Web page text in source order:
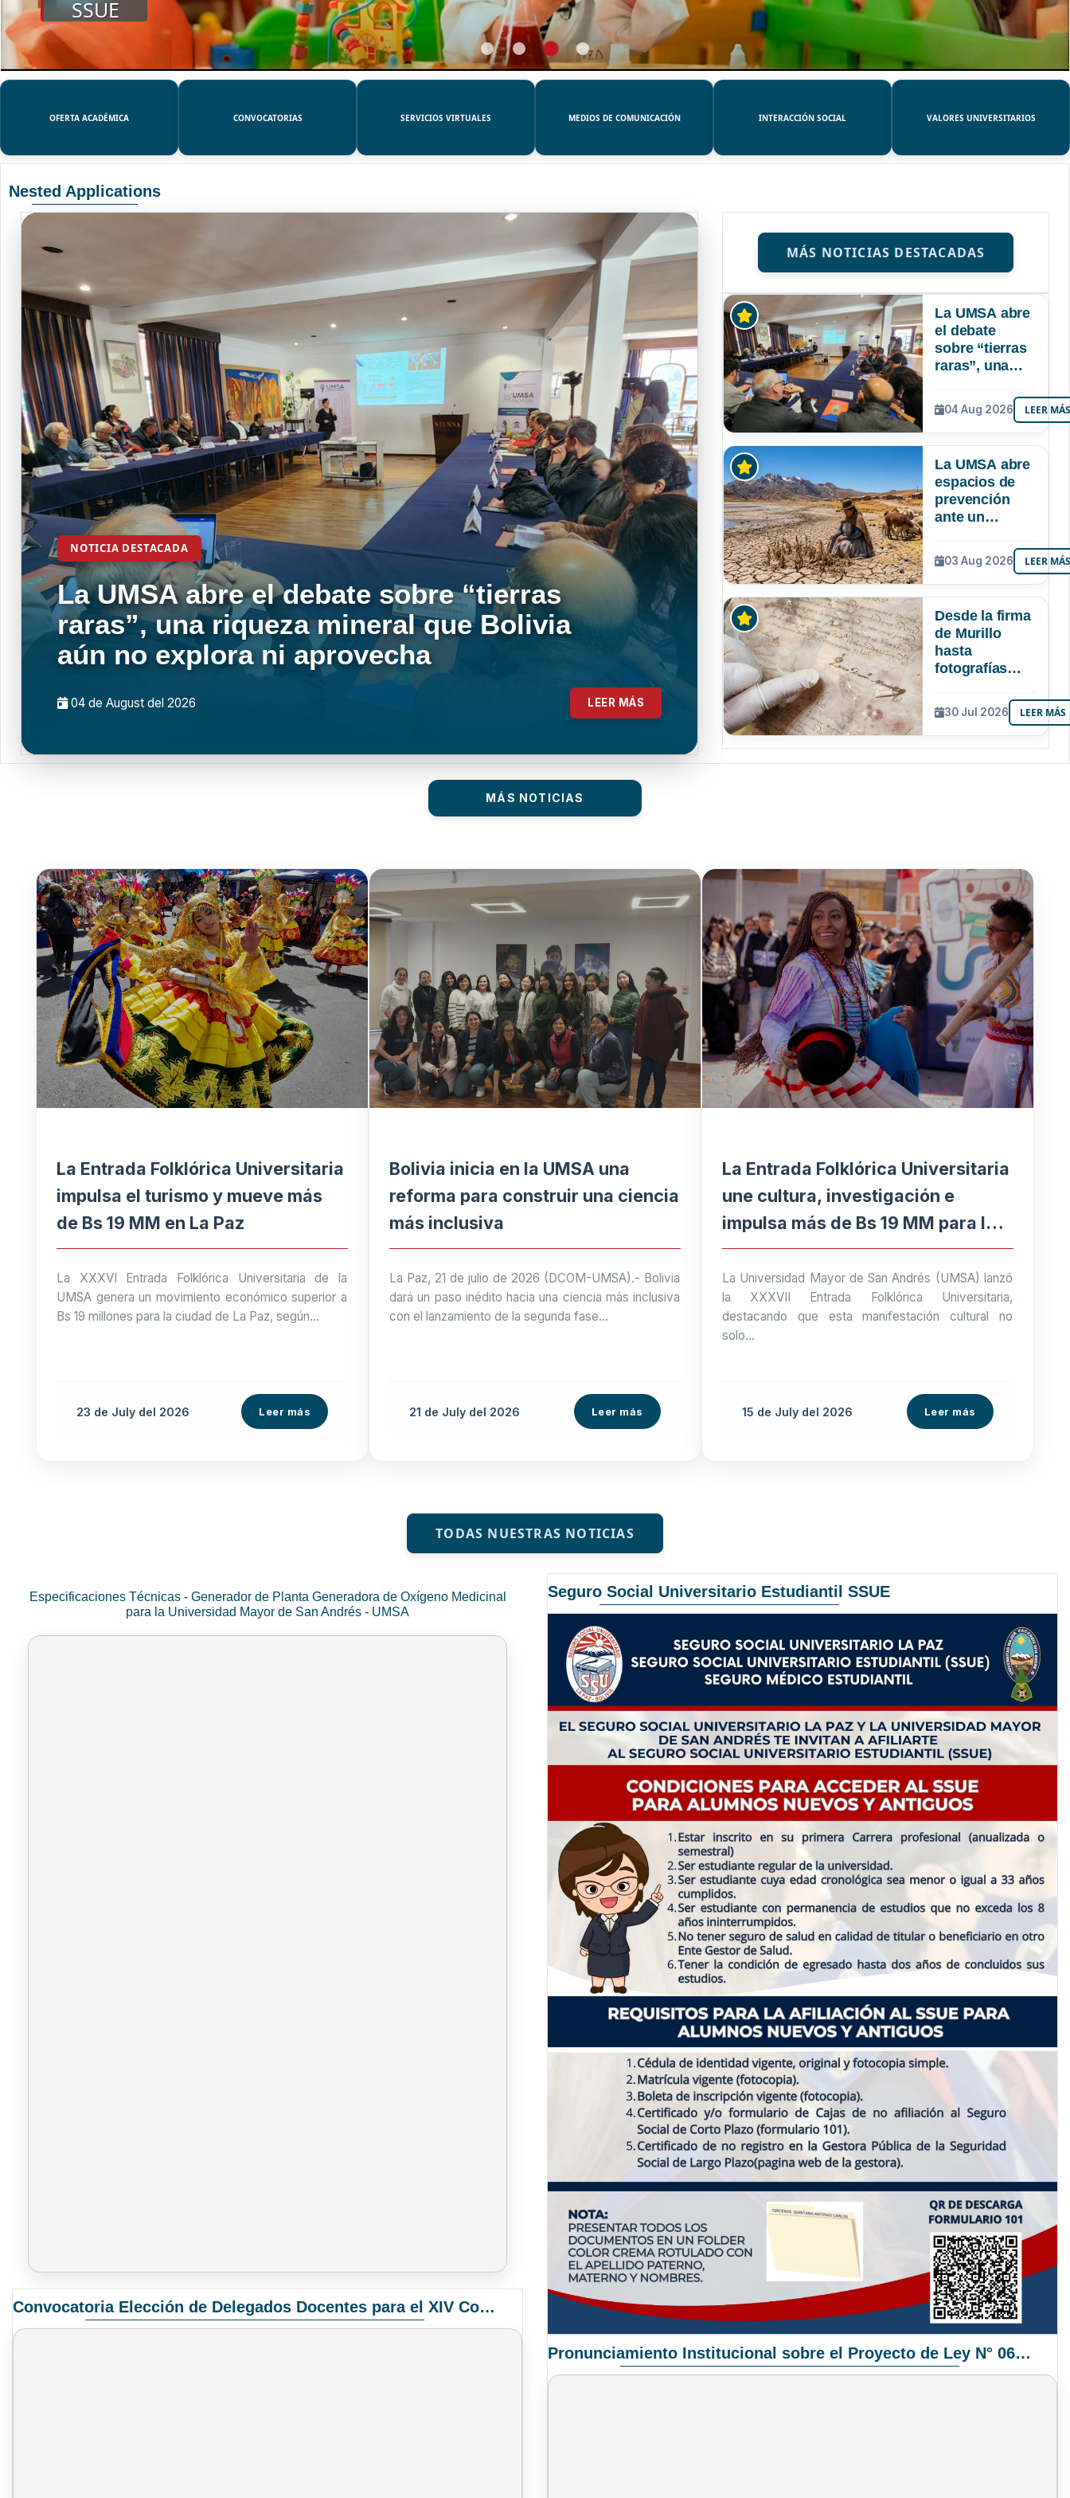
SSUE
OFERTA ACADÉMICA CONVOCATORIAS SERVICIOS VIRTUALES MEDIOS DE COMUNICACIÓN INTERACCIÓN SOCIAL VALORES UNIVERSITARIOS
Nested Applications
NOTICIA DESTACADA
La UMSA abre el debate sobre “tierras
raras”, una riqueza mineral que Bolivia
aún no explora ni aprovecha
04 de August del 2026 LEER MÁS
MÁS NOTICIAS DESTACADAS
La UMSA abre
el debate
sobre “tierras
raras”, una
mineral que
Bolivia aún no
explora ni
04 Aug 2026 LEER
La UMSA abre
espacios de
prevención
ante un
Niño que
podría superar
a los tres
Bolivia
03 Aug 2026 LEER
Desde la firma
de Murillo
hasta
fotografías
UMSA
resguarda 6
joyas de la
30 Jul 2026 LEER MÁS
MÁS NOTICIAS
La Entrada Folklórica Universitaria
impulsa el turismo y mueve más
de Bs 19 MM en La Paz
La XXXVI Entrada Folklórica Universitaria de la
UMSA genera un movimiento económico superior a
Bs 19 millones para la ciudad de La Paz, según...
23 de July del 2026 Leer más
Bolivia inicia en la UMSA una
reforma para construir una ciencia
más inclusiva
La Paz, 21 de julio de 2026 (DCOM-UMSA).- Bolivia
dará un paso inédito hacia una ciencia más inclusiva
con el lanzamiento de la segunda fase...
21 de July del 2026 Leer más
La Entrada Folklórica Universitaria
une cultura, investigación e
impulsa más de Bs 19 MM para la
economía paceña
La Universidad Mayor de San Andrés (UMSA) lanzó
la XXXVII Entrada Folklórica Universitaria,
destacando que esta manifestación cultural no
solo...
15 de Julydel 2026 Leer más
TODAS NUESTRAS NOTICIAS
Especificaciones Técnicas - Generador de Planta Generadora de Oxígeno Medicinal
para la Universidad Mayor de San Andrés - UMSA
Convocatoria Elección de Delegados Docentes para el XIV Congreso Nacional de Universidades
Seguro Social Universitario Estudiantil SSUE
Pronunciamiento Institucional sobre el Proyecto de Ley N° 068/2025-2026 C.S.